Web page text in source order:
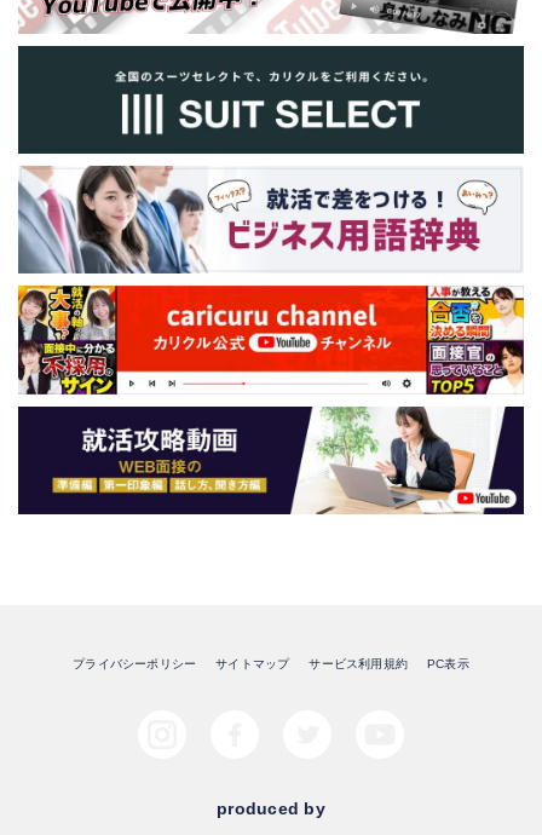
プライバシーポリシー サイトマップ サービス利用規約 PC表示
produced by